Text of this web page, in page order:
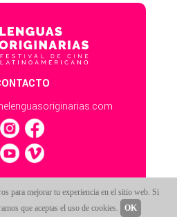
CON SALA247
para mejorar tu experiencia en el sitio web. Si
que aceptas el uso de cookies.
OK